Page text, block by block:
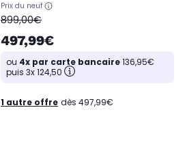
Prix du neuf
oldPrice
899,00€
497,99€
ou 4x par carte bancaire136,95€
puis 3x 124,50
1 autre offre dès 497,99€